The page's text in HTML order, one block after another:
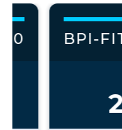
BPI-